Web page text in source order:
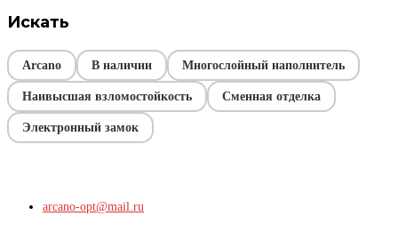
Искать
Arcano В наличии Многослойный наполнитель
Наивысшая взломостойкость Сменная отделка
Электронный замок
arcano-opt@mail.ru